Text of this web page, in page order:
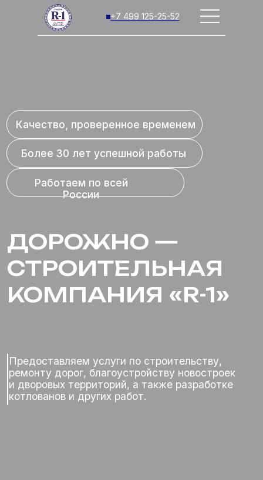
+7 499 125-25-52
ДОРОЖНО —
КОМПАНИЯ «R-1»
Более 30 лет успешной работы
России
Предоставляем услуги по строительству,
ремонту дорог, благоустройству новостроек